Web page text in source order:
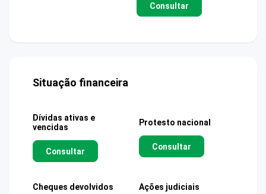
Consultar
Situação financeira
Dívidas ativas e
vencidas
Consultar
Protesto nacional
Consultar
Cheques devolvidos Ações judiciais